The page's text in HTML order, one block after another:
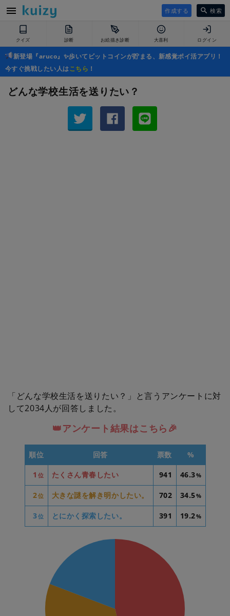
作成する 検索
クイズ 診断 お絵描き診断 大喜利 ログイン
新登場『aruco』✨歩いてビットコインが貯まる、新感覚ポイ活アプリ！
今すぐ挑戦したい人はこちら ！
どんな学校生活を送りたい？
「どんな学校生活を送りたい？」と言うアンケートに対
して2034人が回答しました。
👑アンケート結果はこちら🎉
順位 回答 票数 %
1 位 たくさん青春したい 941 46.3%
2位 大きな謎を解き明かしたい。 702 34.5%
3位 とにかく探索したい。 391 19.2%